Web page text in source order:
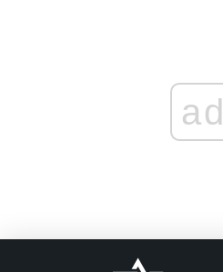
ad